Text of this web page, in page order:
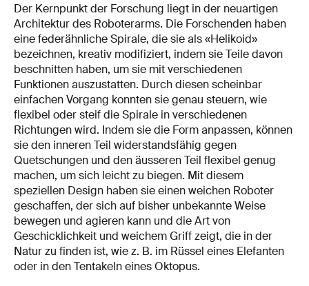
Der Kernpunkt der Forschung liegt in der neuartigen
Architektur des Roboterarms. Die Forschenden haben
eine federähnliche Spirale, die sie als «Helikoid»
bezeichnen, kreativ modifiziert, indem sie Teile davon
beschnitten haben, um sie mit verschiedenen
Funktionen auszustatten. Durch diesen scheinbar
einfachen Vorgang konnten sie genau steuern, wie
flexibel oder steif die Spirale in verschiedenen
Richtungen wird. Indem sie die Form anpassen, können
sie den inneren Teil widerstandsfähig gegen
Quetschungen und den äusseren Teil flexibel genug
machen, um sich leicht zu biegen. Mit diesem
speziellen Design haben sie einen weichen Roboter
geschaffen, der sich auf bisher unbekannte Weise
bewegen und agieren kann und die Art von
Geschicklichkeit und weichem Griff zeigt, die in der
Natur zu finden ist, wie z. B. im Rüssel eines Elefanten
oder in den Tentakeln eines Oktopus.